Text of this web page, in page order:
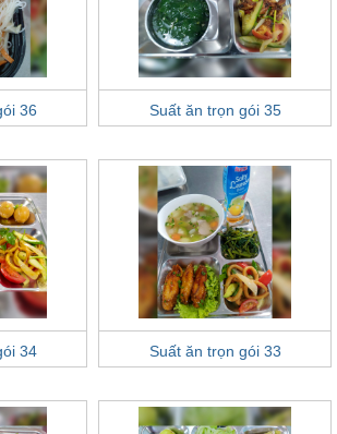
36 Suất ăn trọn gói 35
34 Suất ăn trọn gói 33